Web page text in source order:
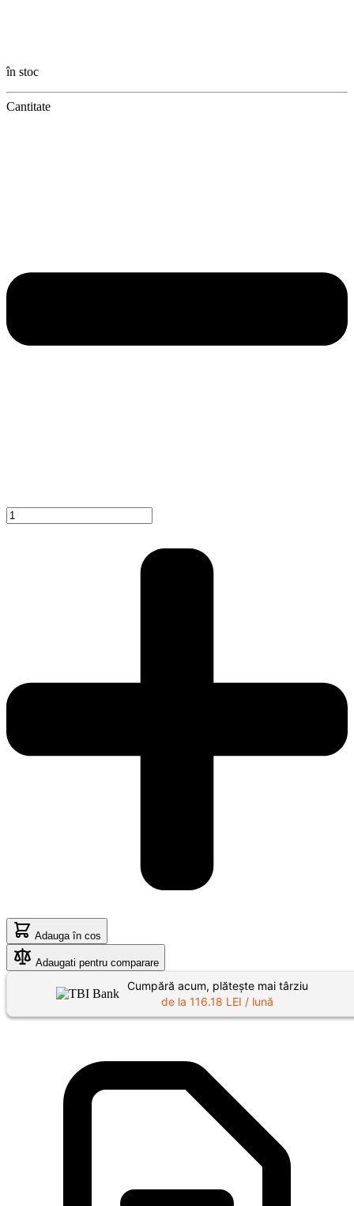
în stoc
Cantitate
Adauga în cos
Adaugati pentru comparare
Cumpără acum, plătește mai târziu
de la 116.18 LEI / lună